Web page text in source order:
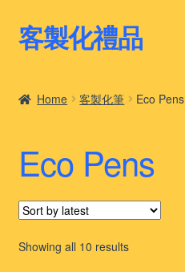
Skip
to
Skip
to
客製化禮品
客製化禮品案例
客製化禮品知識
Home 客製化筆 Eco Pens
Eco Pens
Showing all 10 resultsSorted